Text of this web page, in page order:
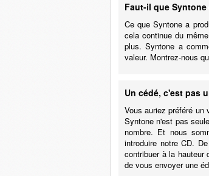
Faut-il que
Ce que Syntone a
cela continue du
plus. Syntone a
valeur. Montrez-nous
Un cédé, c'est pas
Vous auriez préféré
Syntone n'est pas
nombre. Et nous
introduire notre CD.
contribuer à la
de vous envoyer une